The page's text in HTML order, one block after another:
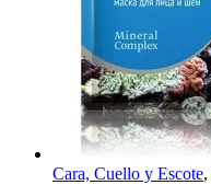
Cara, Cuello y Escote,